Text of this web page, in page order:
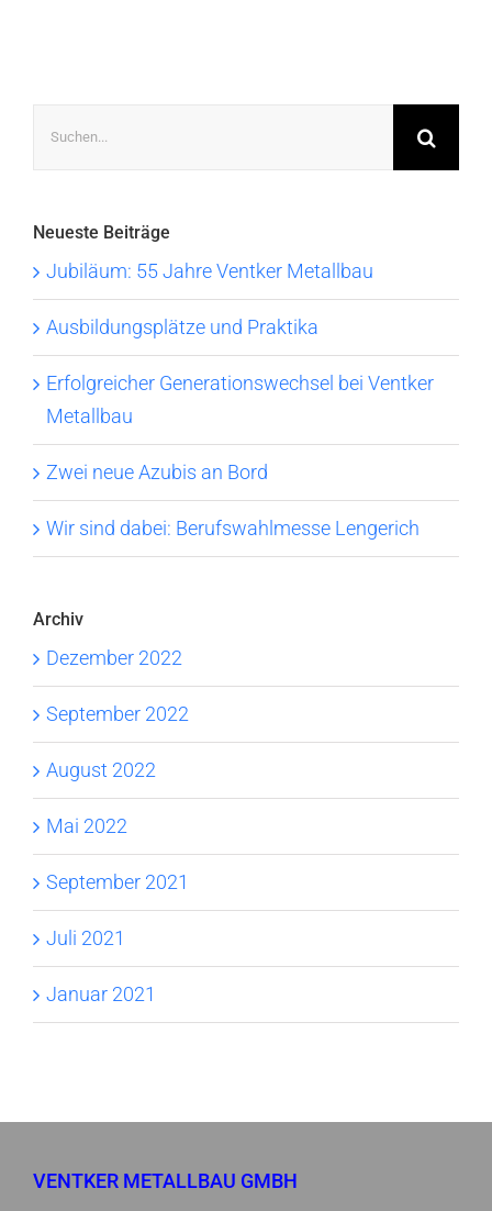
Neueste Beiträge
Jubiläum: 55 Jahre Ventker Metallbau
Ausbildungsplätze und Praktika
Erfolgreicher Generationswechsel bei Ventker
Metallbau
Zwei neue Azubis an Bord
Wir sind dabei: Berufswahlmesse Lengerich
Archiv
Dezember 2022
September 2022
August 2022
Mai 2022
September 2021
Juli 2021
Januar 2021
VENTKER METALLBAU GMBH